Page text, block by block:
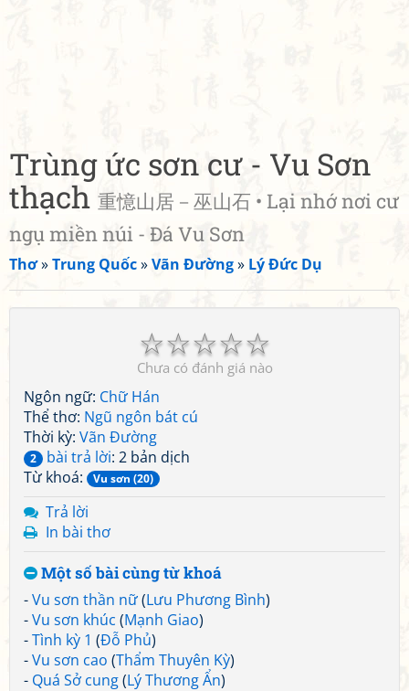
Trùng ức sơn cư - Vu Sơn
thạch 重憶山居－巫山石 • Lại nhớ nơi cư
ngụ miền núi - Đá Vu Sơn
Thơ»Trung Quốc»Vãn Đường» Lý Đức Dụ
☆
☆
☆
☆
☆
Chưa có đánh giá nào
Ngôn ngữ: Chữ Hán
Thể thơ: Ngũ ngôn bát cú
Thời kỳ: Vãn Đường
2 bài trả lời: 2 bản dịch
Từ khoá:
Vu sơn (20)
Trả lời
In bài thơ
Một số bài cùng từ khoá
-Vu sơn thần nữ(Lưu Phương Bình)
-Vu sơn khúc (Mạnh Giao)
-Tình kỳ 1 (Đỗ Phủ)
-Vu sơn cao (Thẩm Thuyên Kỳ)
- Quá Sở cung(Lý Thương Ẩn)